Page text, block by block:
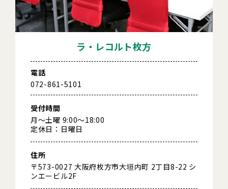
ラ・レコルト枚方
電話
072-861-5101
受付時間
月～土曜 9:00～18:00
定休日：日曜日
住所
〒573-0027 大阪府枚方市大垣内町 2丁目8-22 シ
ンエービル2F